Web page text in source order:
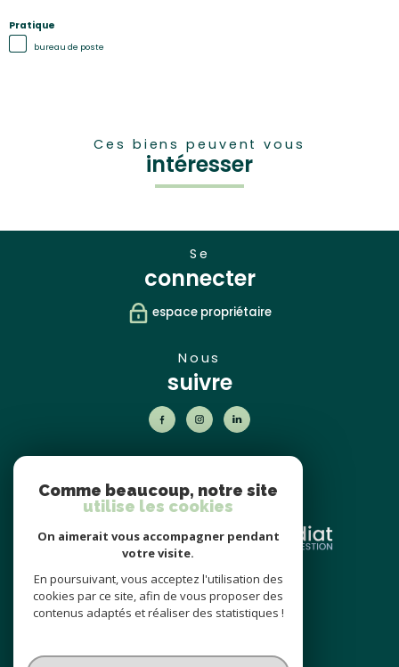
Pratique
bureau de poste
Ces biens peuvent vous
intéresser
se
connecter
espace propriétaire
nous
suivre
partenaires
nos avis
clients
Comme beaucoup, notre site
utilise les cookies
On aimerait vous accompagner pendant
votre visite.
En poursuivant, vous acceptez l'utilisation des
cookies par ce site, afin de vous proposer des
contenus adaptés et réaliser des statistiques !